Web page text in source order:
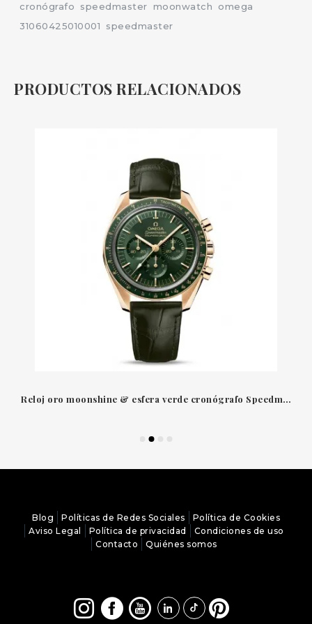
cronógrafo
speedmaster moonwatch
omega
31060425010001
speedmaster
PRODUCTOS RELACIONADOS
Reloj oro moonshine & esfera verde cronógrafo Speedmaster Moonwatch Omega
Blog Políticas de Redes Sociales
Política de Cookies
Aviso Legal
Política de privacidad
Condiciones de uso
Contacto
Quiénes somos